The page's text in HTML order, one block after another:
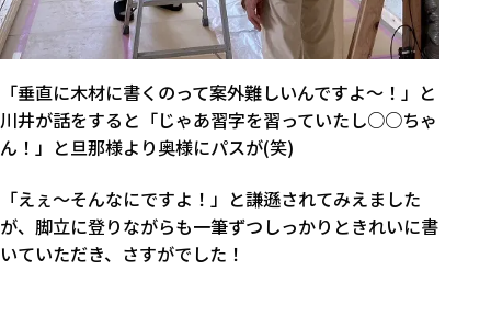
「垂直に木材に書くのって案外難しいんですよ～！」と
川井が話をすると「じゃあ習字を習っていたし○○ちゃ
ん！」と旦那様より奥様にパスが(笑)
「えぇ～そんなにですよ！」と謙遜されてみえました
が、脚立に登りながらも一筆ずつしっかりときれいに書
いていただき、さすがでした！